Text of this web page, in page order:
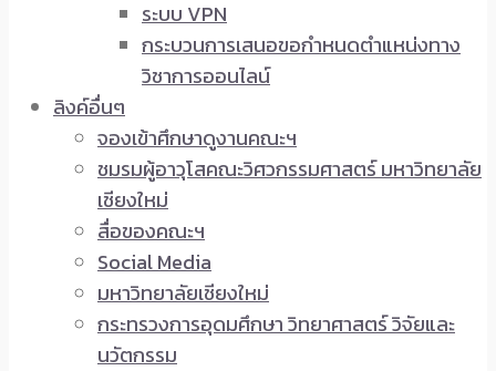
ระบบ VPN
กระบวนการเสนอขอกำหนดตำแหน่งทาง
วิชาการออนไลน์
ลิงค์อื่นๆ
จองเข้าศึกษาดูงานคณะฯ
ชมรมผู้อาวุโสคณะวิศวกรรมศาสตร์ มหาวิทยาลัย
เชียงใหม่
สื่อของคณะฯ
Social Media
มหาวิทยาลัยเชียงใหม่
กระทรวงการอุดมศึกษา วิทยาศาสตร์ วิจัยและ
นวัตกรรม